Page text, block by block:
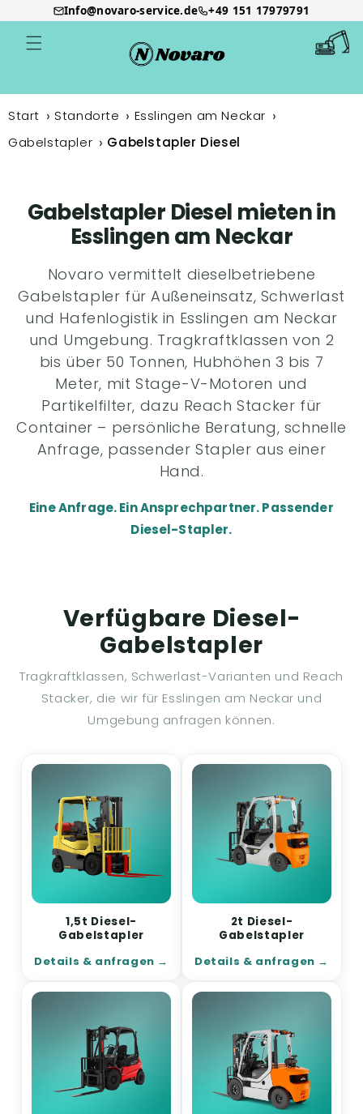
Direkt
zum
Inhalt
Info@novaro-service.de +49 151 17979791
Start Standorte
Esslingen am Neckar
Gabelstapler
Gabelstapler Diesel
Gabelstapler Diesel mieten in
Esslingen am Neckar
Novaro vermittelt dieselbetriebene
Gabelstapler für Außeneinsatz, Schwerlast
und Hafenlogistik in Esslingen am Neckar
und Umgebung. Tragkraftklassen von 2
bis über 50 Tonnen, Hubhöhen 3 bis 7
Meter, mit Stage-V-Motoren und
Partikelfilter, dazu Reach Stacker für
Container – persönliche Beratung, schnelle
Anfrage, passender Stapler aus einer
Hand.
Eine Anfrage. Ein Ansprechpartner. Passender
Diesel-Stapler.
Verfügbare Diesel-
Gabelstapler
Tragkraftklassen, Schwerlast-Varianten und Reach
Stacker, die wir für Esslingen am Neckar und
Umgebung anfragen können.
1,5t Diesel-
Gabelstapler
Details & anfragen
2t Diesel-
Gabelstapler
Details & anfragen